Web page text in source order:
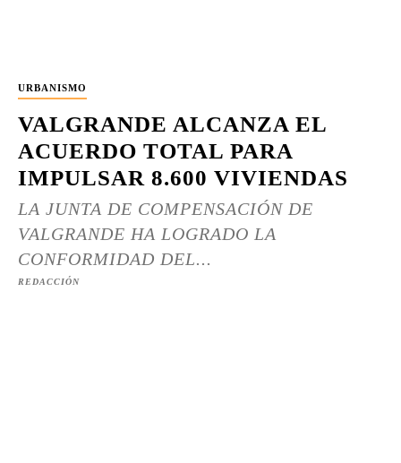
URBANISMO
VALGRANDE ALCANZA EL
ACUERDO TOTAL PARA
IMPULSAR 8.600 VIVIENDAS
LA JUNTA DE COMPENSACIÓN DE
VALGRANDE HA LOGRADO LA
CONFORMIDAD DEL...
REDACCIÓN